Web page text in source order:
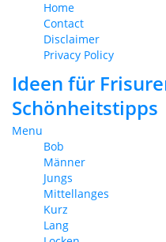
Home
Contact
Disclaimer
Privacy Policy
Ideen für
Schönheitstipps
Menu
Bob
Männer
Jungs
Mittellanges
Kurz
Lang